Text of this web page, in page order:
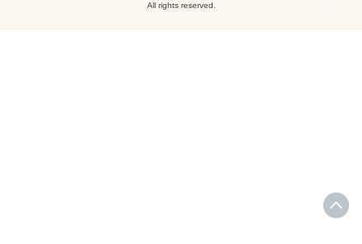
All rights reserved.